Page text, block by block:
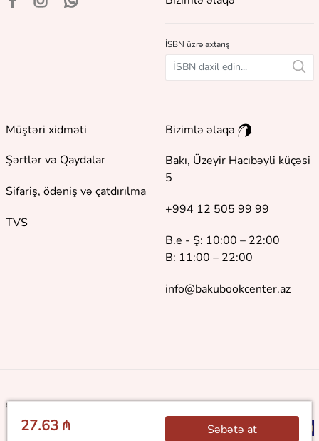
27.63 ₼ Səbətə at
İSBN üzrə axtarış
Müştəri xidməti
Şərtlər və Qaydalar
Sifariş, ödəniş və çatdırılma
TVS
Bizimlə əlaqə
Bakı, Üzeyir Hacıbəyli küçəsi
5
+994 12 505 99 99
B.e - Ş: 10:00 – 22:00
B: 11:00 – 22:00
info@bakubookcenter.az
©2018 - 2026 Baku Book Center. Bütün hüquqlar qorunur